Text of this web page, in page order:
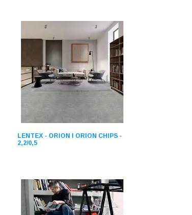
LENTEX - ORION І ORION CHIPS -
2,2/0,5